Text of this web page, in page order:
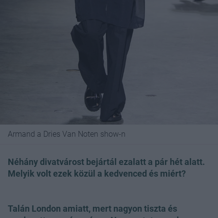
Armand a Dries Van Noten show-n
Néhány divatvárost bejártál ezalatt a pár hét alatt.
Melyik volt ezek közül a kedvenced és miért?
Talán London amiatt, mert nagyon tiszta és